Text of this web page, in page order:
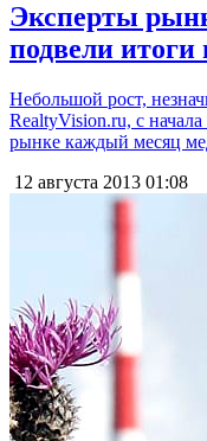
Эксперты
подвели итоги
Небольшой рост,
RealtyVision.ru, с
рынке каждый месяц
12 августа 2013 01:08